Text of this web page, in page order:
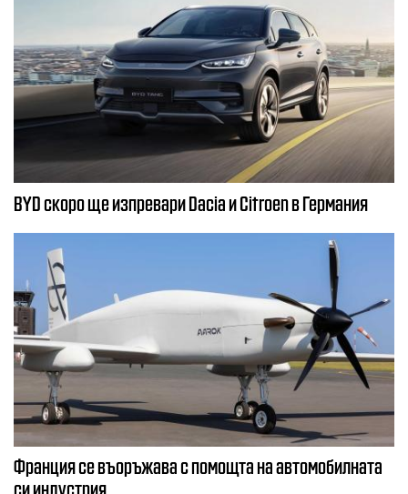
BYD скоро ще изпревари Dacia и Citroеn в Германия
Франция се въоръжава с помощта на автомобилната
си индустрия